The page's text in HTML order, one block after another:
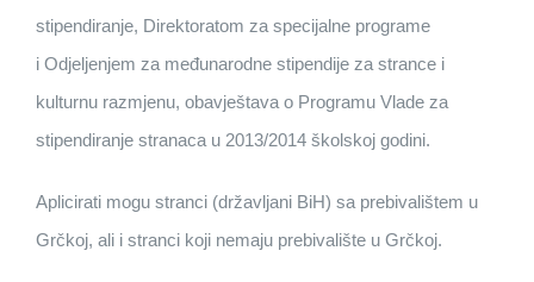
stipendiranje, Direktoratom za specijalne programe
i Odjeljenjem za međunarodne stipendije za strance i
kulturnu razmjenu, obavještava o Programu Vlade za
stipendiranje stranaca u 2013/2014 školskoj godini.
Aplicirati mogu stranci (državljani BiH) sa prebivalištem u
Grčkoj, ali i stranci koji nemaju prebivalište u Grčkoj.